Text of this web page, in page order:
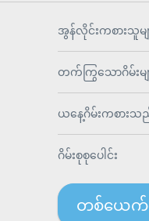
အွန်လိုင်းကစားသူမျ
တက်ကြွသောဂိမ်းမျ
ယနေ့ဂိမ်းကစားသ
ဂိမ်းစုစုပေါင်း
တစ်ယေက်